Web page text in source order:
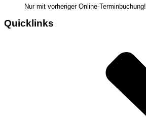
Nur mit vorheriger Online-Terminbuchung!
Quicklinks